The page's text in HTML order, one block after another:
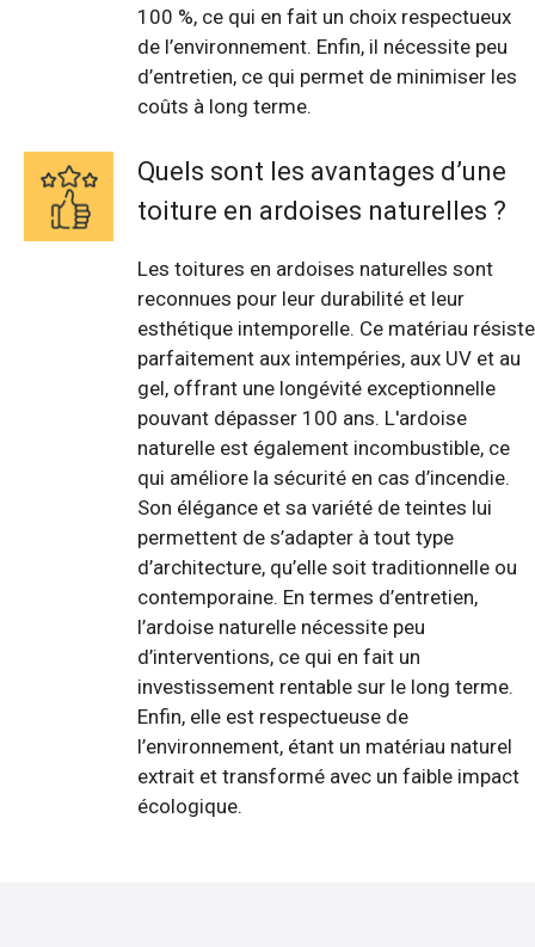
100 %, ce qui en fait un choix respectueux
de l’environnement. Enfin, il nécessite peu
d’entretien, ce qui permet de minimiser les
coûts à long terme.
Quels sont les avantages d’une
toiture en ardoises naturelles ?
Les toitures en ardoises naturelles sont
reconnues pour leur durabilité et leur
esthétique intemporelle. Ce matériau résiste
parfaitement aux intempéries, aux UV et au
gel, offrant une longévité exceptionnelle
pouvant dépasser 100 ans. L'ardoise
naturelle est également incombustible, ce
qui améliore la sécurité en cas d’incendie.
Son élégance et sa variété de teintes lui
permettent de s’adapter à tout type
d’architecture, qu’elle soit traditionnelle ou
contemporaine. En termes d’entretien,
l’ardoise naturelle nécessite peu
d’interventions, ce qui en fait un
investissement rentable sur le long terme.
Enfin, elle est respectueuse de
l’environnement, étant un matériau naturel
extrait et transformé avec un faible impact
écologique.